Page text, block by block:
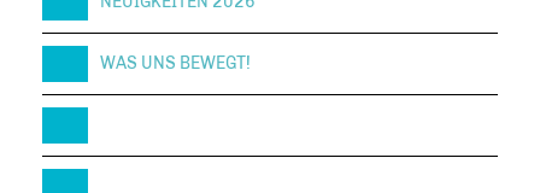
WAS UNS BEWEGT!